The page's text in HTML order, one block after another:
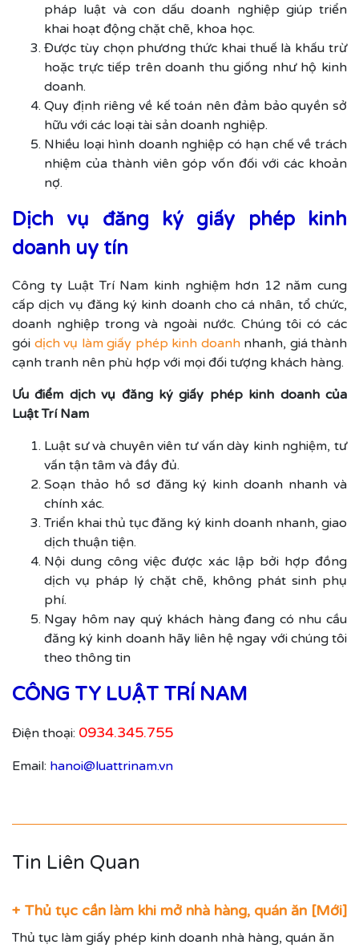
pháp luật và con dấu doanh nghiệp giúp triển
khai hoạt động chặt chẽ, khoa học.
Được tùy chọn phương thức khai thuế là khấu trừ
hoặc trực tiếp trên doanh thu giống như hộ kinh
doanh.
Quy định riêng về kế toán nên đảm bảo quyền sở
hữu với các loại tài sản doanh nghiệp.
Nhiều loại hình doanh nghiệp có hạn chế về trách
nhiệm của thành viên góp vốn đối với các khoản
nợ.
Dịch vụ đăng ký giấy phép kinh
doanh uy tín
Công ty Luật Trí Nam kinh nghiệm hơn 12 năm cung
cấp dịch vụ đăng ký kinh doanh cho cá nhân, tổ chức,
doanh nghiệp trong và ngoài nước. Chúng tôi có các
gói dịch vụ làm giấy phép kinh doanhnhanh, giá thành
cạnh tranh nên phù hợp với mọi đối tượng khách hàng.
Ưu điểm dịch vụ đăng ký giấy phép kinh doanh của
Luật Trí Nam
Luật sư và chuyên viên tư vấn dày kinh nghiệm, tư
vấn tận tâm và đầy đủ.
Soạn thảo hồ sơ đăng ký kinh doanh nhanh và
chính xác.
Triển khai thủ tục đăng ký kinh doanh nhanh, giao
dịch thuận tiện.
Nội dung công việc được xác lập bởi hợp đồng
dịch vụ pháp lý chặt chẽ, không phát sinh phụ
phí.
Ngay hôm nay quý khách hàng đang có nhu cầu
đăng ký kinh doanh hãy liên hệ ngay với chúng tôi
theo thông tin
CÔNG TY LUẬT TRÍ NAM
Điện thoại: 0934.345.755
Email: hanoi@luattrinam.vn
Tin Liên Quan
+ Thủ tục cần làm khi mở nhà hàng, quán ăn [Mới]
Thủ tục làm giấy phép kinh doanh nhà hàng, quán ăn